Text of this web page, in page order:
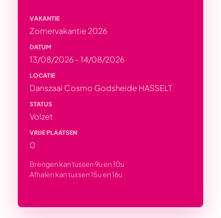
VAKANTIE
Zomervakantie 2026
DATUM
13/08/2026 - 14/08/2026
LOCATIE
Danszaal Cosmo Godsheide HASSELT
STATUS
Volzet
VRIJE PLAATSEN
0
Brengen kan tussen 9u en 10u
Afhalen kan tussen 15u en 16u